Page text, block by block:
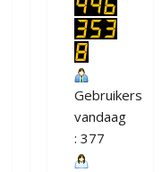
Gebruikers
vandaag
: 377